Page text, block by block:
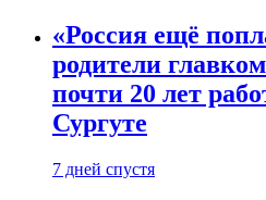
«Россия ещё
родители
почти 20 лет
Сургуте
7 дней спустя